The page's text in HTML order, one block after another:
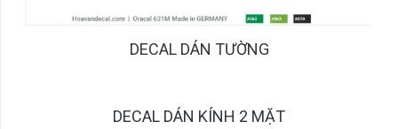
DECAL DÁN TƯỜNG
DECAL DÁN KÍNH 2 MẶT